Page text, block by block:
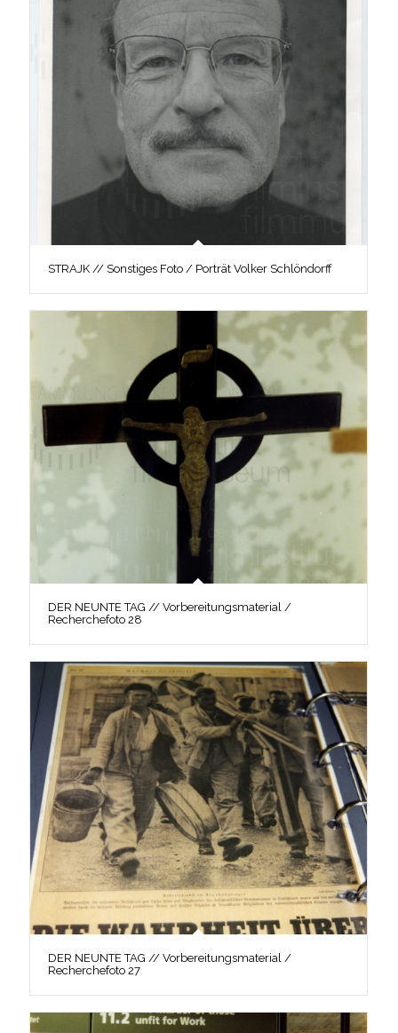
STRAJK // Sonstiges Foto / Porträt Volker Schlöndorff
DER NEUNTE TAG // Vorbereitungsmaterial /
Recherchefoto 28
DER NEUNTE TAG // Vorbereitungsmaterial /
Recherchefoto 27